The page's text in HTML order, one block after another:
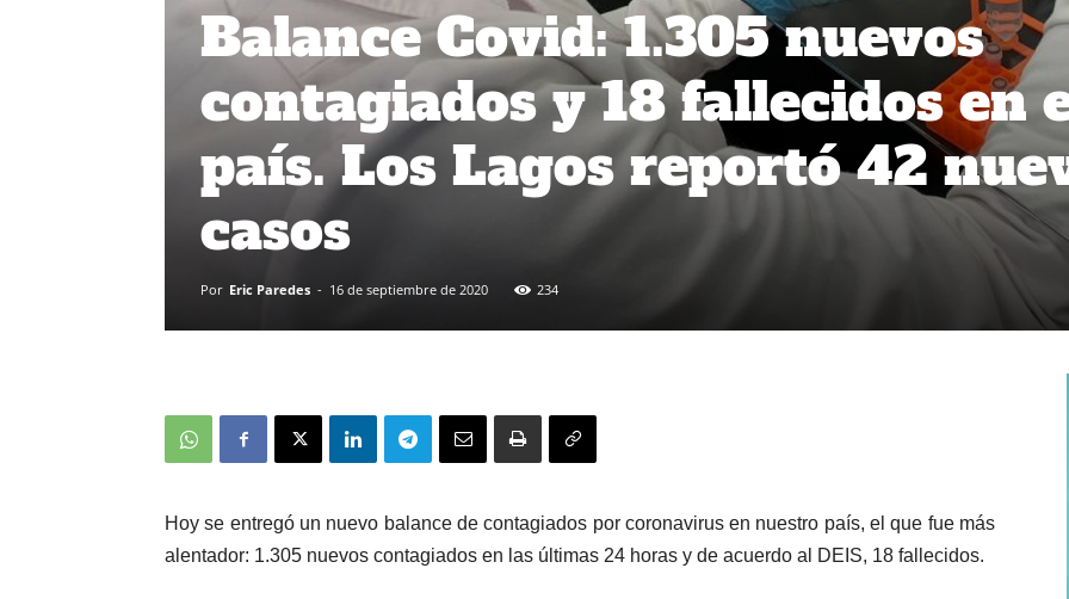
Balance Covid: 1.305 nuevos
contagiados y 18 fallecidos en
país. Los Lagos reportó 42
casos
Por Eric Paredes - 16 de septiembre de 2020 234
Hoy se entregó un nuevo balance de contagiados por coronavirus en nuestro país, el que fue más
alentador: 1.305 nuevos contagiados en las últimas 24 horas y de acuerdo al DEIS, 18 fallecidos.